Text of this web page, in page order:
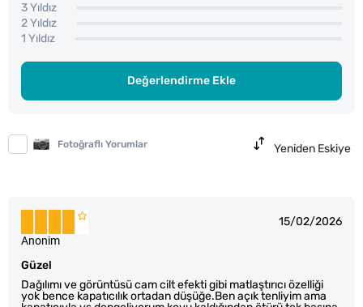
3 Yıldız
2 Yıldız
1 Yıldız
Değerlendirme Ekle
Fotoğraflı Yorumlar Yeniden Eskiye
15/02/2026
Güzel
Dağılımı ve görüntüsü cam cilt efekti gibi matlaştırıcı özelliği
yok bence kapatıcılık ortadan düşüğe.Ben açık tenliyim ama
Anonim